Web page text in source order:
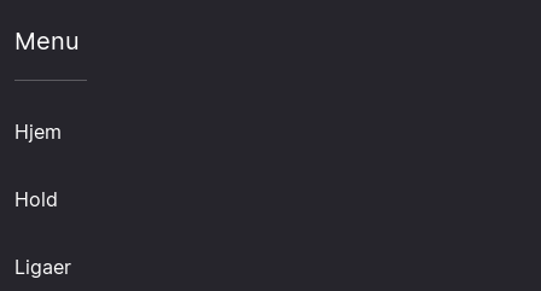
Menu
Hjem
Hold
Ligaer